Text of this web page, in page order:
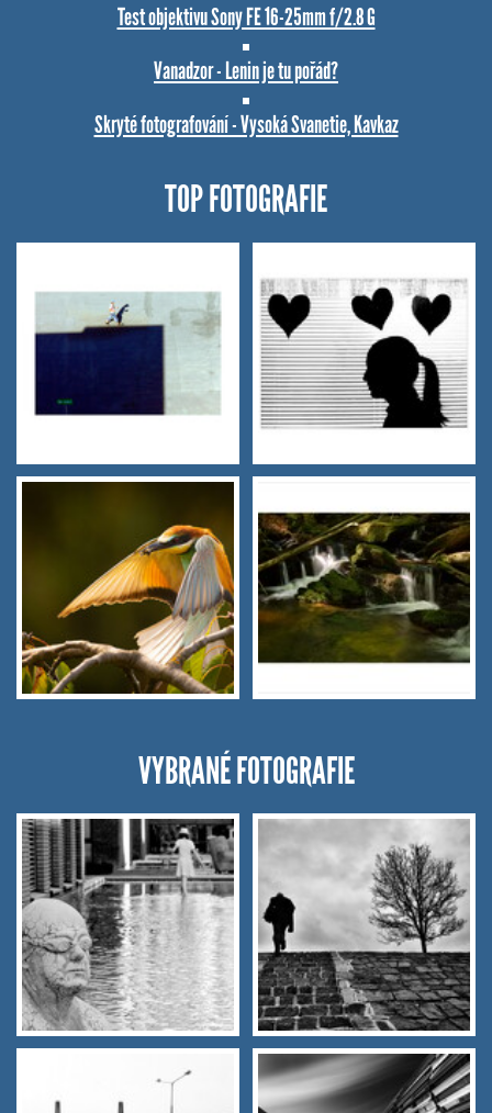
Test objektivu Sony FE 16-25mm f/2.8 G
Vanadzor - Lenin je tu pořád?
Skryté fotografování - Vysoká Svanetie, Kavkaz
TOP FOTOGRAFIE
VYBRANÉ FOTOGRAFIE